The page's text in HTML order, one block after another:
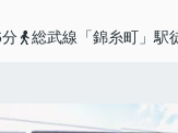
総武線「錦糸町」駅